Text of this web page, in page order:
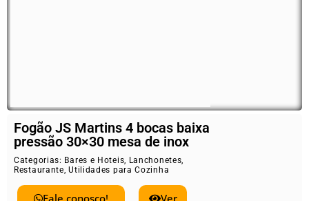
Fogão JS Martins 4 bocas baixa
pressão 30×30 mesa de inox
Categorias: Bares e Hoteis, Lanchonetes,
Restaurante,Utilidades para Cozinha
Fale conosco! Ver